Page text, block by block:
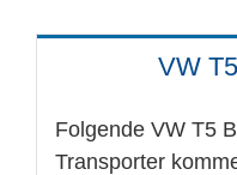
VW
Folgende VW T5
Transporter